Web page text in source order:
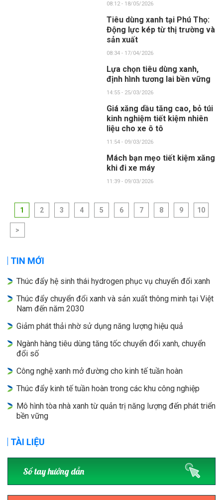
08:12 - 18/05/2026
Tiêu dùng xanh tại Phú Thọ:
Động lực kép từ thị trường và
sản xuất
08:34 - 17/04/2026
Lựa chọn tiêu dùng xanh,
định hình tương lai bền vững
14:55 - 25/03/2026
Giá xăng dầu tăng cao, bỏ túi
kinh nghiệm tiết kiệm nhiên
liệu cho xe ô tô
11:54 - 09/03/2026
Mách bạn mẹo tiết kiệm xăng
khi đi xe máy
11:39 - 09/03/2026
1 2 3 4 5 6 7 8 9 10
>
TIN MỚI
Thúc đẩy hệ sinh thái hydrogen phục vụ chuyển đổi xanh
Thúc đẩy chuyển đổi xanh và sản xuất thông minh tại Việt
Nam đến năm 2030
Giảm phát thải nhờ sử dụng năng lượng hiệu quả
Ngành hàng tiêu dùng tăng tốc chuyển đổi xanh, chuyển
đổi số
Công nghệ xanh mở đường cho kinh tế tuần hoàn
Thúc đẩy kinh tế tuần hoàn trong các khu công nghiệp
Mô hình tòa nhà xanh từ quản trị năng lượng đến phát triển
bền vững
TÀI LIỆU
Sổ tay hướng dẫn